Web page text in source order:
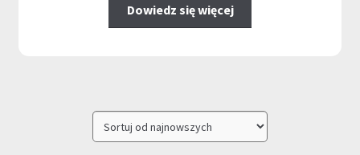
Dowiedz się więcej